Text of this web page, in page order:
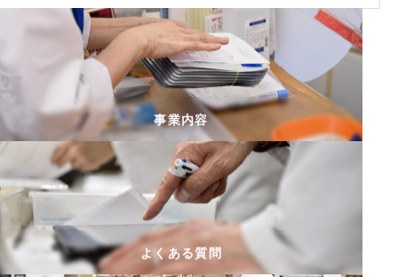
事業内容
よくある質問